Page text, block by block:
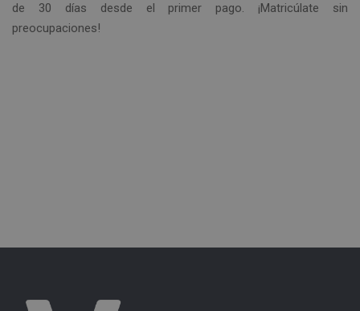
de 30 días desde el primer pago. ¡Matricúlate sin
preocupaciones!